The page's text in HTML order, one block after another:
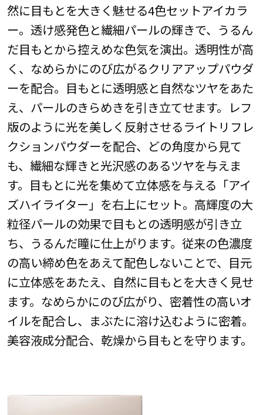
然に目もとを大きく魅せる4色セットアイカラ
ー。透け感発色と繊細パールの輝きで、うるん
だ目もとから控えめな色気を演出。透明性が高
く、なめらかにのび広がるクリアアップパウダ
ーを配合。目もとに透明感と自然なツヤをあた
え、パールのきらめきを引き立てせます。レフ
版のように光を美しく反射させるライトリフレ
クションパウダーを配合、どの角度から見て
も、繊細な輝きと光沢感のあるツヤを与えま
す。目もとに光を集めて立体感を与える「アイ
ズハイライター」を右上にセット。高輝度の大
粒径パールの効果で目もとの透明感が引き立
ち、うるんだ瞳に仕上がります。従来の色濃度
の高い締め色をあえて配色しないことで、目元
に立体感をあたえ、自然に目もとを大きく見せ
ます。なめらかにのび広がり、密着性の高いオ
イルを配合し、まぶたに溶け込むように密着。
美容液成分配合、乾燥から目もとを守ります。